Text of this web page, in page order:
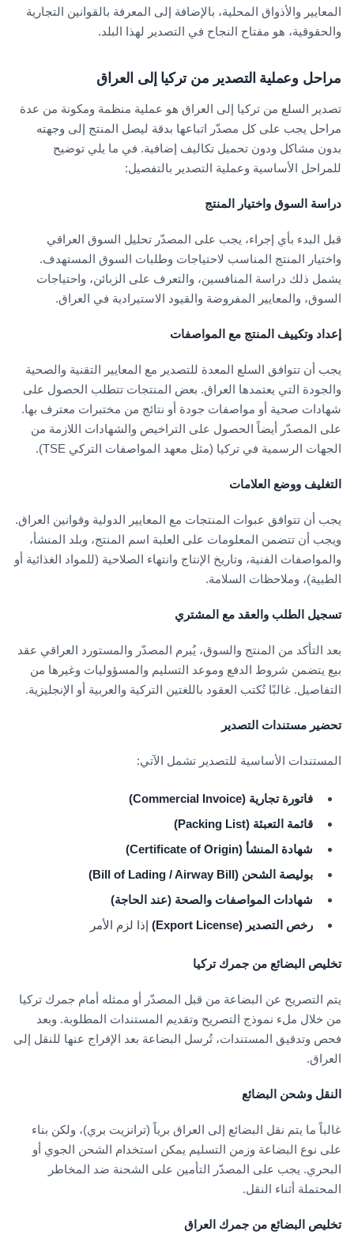
المعايير والأذواق المحلية، بالإضافة إلى المعرفة بالقوانين التجارية
والحقوقية، هو مفتاح النجاح في التصدير لهذا البلد.
مراحل وعملية التصدير من تركيا إلى العراق
تصدير السلع من تركيا إلى العراق هو عملية منظمة ومكونة من عدة
مراحل يجب على كل مصدّر اتباعها بدقة ليصل المنتج إلى وجهته
بدون مشاكل ودون تحميل تكاليف إضافية. في ما يلي توضيح
للمراحل الأساسية وعملية التصدير بالتفصيل:
دراسة السوق واختيار المنتج
قبل البدء بأي إجراء، يجب على المصدّر تحليل السوق العراقي
واختيار المنتج المناسب لاحتياجات وطلبات السوق المستهدف.
يشمل ذلك دراسة المنافسين، والتعرف على الزبائن، واحتياجات
السوق، والمعايير المفروضة والقيود الاستيرادية في العراق.
إعداد وتكييف المنتج مع المواصفات
يجب أن تتوافق السلع المعدة للتصدير مع المعايير التقنية والصحية
والجودة التي يعتمدها العراق. بعض المنتجات تتطلب الحصول على
شهادات صحية أو مواصفات جودة أو نتائج من مختبرات معترف بها.
على المصدّر أيضاً الحصول على التراخيص والشهادات اللازمة من
الجهات الرسمية في تركيا (مثل معهد المواصفات التركي TSE).
التغليف ووضع العلامات
يجب أن تتوافق عبوات المنتجات مع المعايير الدولية وقوانين العراق.
ويجب أن تتضمن المعلومات على العلبة اسم المنتج، وبلد المنشأ،
والمواصفات الفنية، وتاريخ الإنتاج وانتهاء الصلاحية (للمواد الغذائية أو
الطبية)، وملاحظات السلامة.
تسجيل الطلب والعقد مع المشتري
بعد التأكد من المنتج والسوق، يُبرم المصدّر والمستورد العراقي عقد
بيع يتضمن شروط الدفع وموعد التسليم والمسؤوليات وغيرها من
التفاصيل. غالبًا تُكتب العقود باللغتين التركية والعربية أو الإنجليزية.
تحضير مستندات التصدير
المستندات الأساسية للتصدير تشمل الآتي:
فاتورة تجارية (Commercial Invoice)
قائمة التعبئة (Packing List)
شهادة المنشأ (Certificate of Origin)
بوليصة الشحن (Bill of Lading / Airway Bill)
شهادات المواصفات والصحة (عند الحاجة)
رخص التصدير (Export License)
إذا لزم الأمر
تخليص البضائع من جمرك تركيا
يتم التصريح عن البضاعة من قبل المصدّر أو ممثله أمام جمرك تركيا
من خلال ملء نموذج التصريح وتقديم المستندات المطلوبة. وبعد
فحص وتدقيق المستندات، تُرسل البضاعة بعد الإفراج عنها للنقل إلى
العراق.
النقل وشحن البضائع
غالباً ما يتم نقل البضائع إلى العراق برياً (ترانزيت بري)، ولكن بناء
على نوع البضاعة وزمن التسليم يمكن استخدام الشحن الجوي أو
البحري. يجب على المصدّر التأمين على الشحنة ضد المخاطر
المحتملة أثناء النقل.
تخليص البضائع من جمرك العراق